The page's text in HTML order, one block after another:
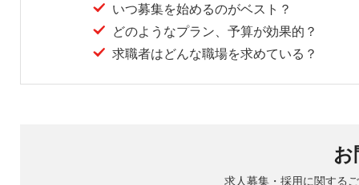
いつ募集を始めるのがベスト？
どのようなプラン、予算が効果的？
求職者はどんな職場を求めている？
お
求人募集・採用に関する